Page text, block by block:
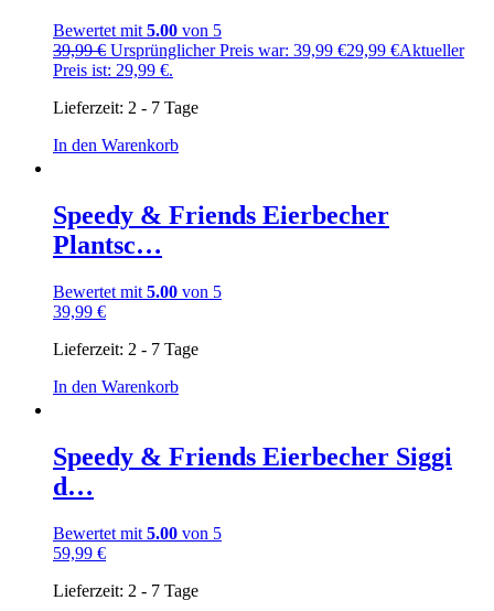
Bewertet mit 5.00 von 5
39,99€ Ursprünglicher Preis war: 39,99 €29,99 €Aktueller
Preis ist: 29,99 €.
Lieferzeit: 2 - 7 Tage
In den Warenkorb
Speedy & Friends Eierbecher
Plantsc…
Bewertet mit 5.00 von 5
39,99 €
Lieferzeit: 2 - 7 Tage
In den Warenkorb
Speedy & Friends Eierbecher Siggi
d…
Bewertet mit 5.00 von 5
59,99 €
Lieferzeit: 2 - 7 Tage